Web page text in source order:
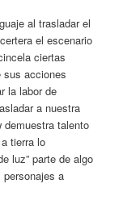
al trasladar el
el escenario
ciertas
sus acciones
la labor de
a nuestra
demuestra talento
tierra lo
luz” parte de algo
a